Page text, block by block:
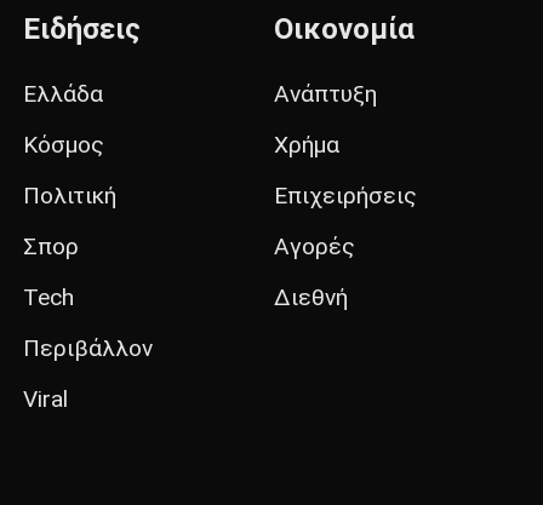
Ειδήσεις
Ελλάδα
Κόσμος
Πολιτική
Σπορ
Tech
Περιβάλλον
Viral
Οικονομία
Ανάπτυξη
Χρήμα
Επιχειρήσεις
Αγορές
Διεθνή